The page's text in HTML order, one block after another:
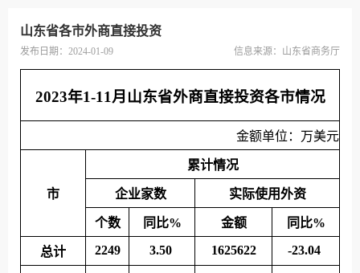
山东省各市外商直接投资
发布日期：2024-01-09 信息来源： 山东省商务厅
2023年1-11月山东省外商直接投资各市情况
金额单位：万美元
市
累计情况
企业家数 实际使用外资
个数 同比% 金额 同比%
总计 2249 3.50 1625622 -23.04